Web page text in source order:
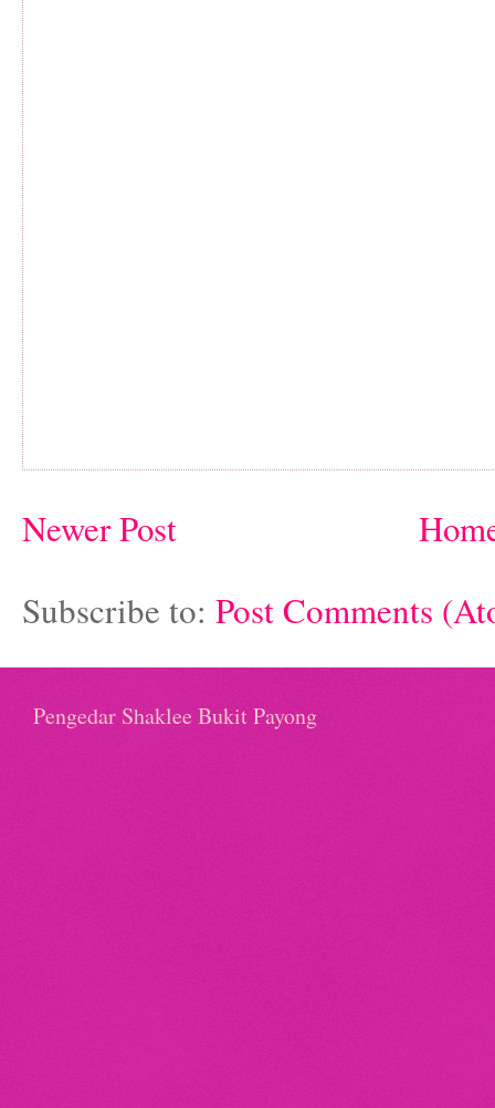
Newer Post
Subscribe to: Post Comments
Pengedar Shaklee Bukit Payong